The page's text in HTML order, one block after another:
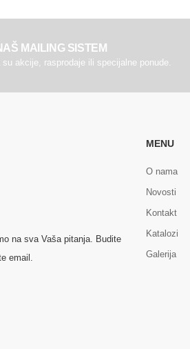
MAILING SISTEM
akcije, rasprodaje ili specijalne ponude.
na sva Vaša pitanja. Budite
email.
MENU
O nama
Novosti
Kontakt
Katalozi
Galerija